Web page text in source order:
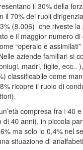
il 30% della
il 70% dei ruoli
(8.006) che riveste la
e il maggior numero di
“operaio e
aziende familiari si
madri, figlie, ecc..
classificabile come
ricopre il ruolo di
compresa fra i 40
di 40 anni), in piccola
ma solo lo 0,4% nel
situazione di